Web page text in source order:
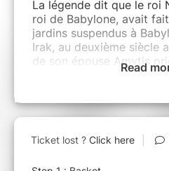
La légende dit que le roi
roi de Babylone, avait
jardins suspendus à
Irak, au deuxième siècle
de son épouse Amytis
pour lui faire plaisir.
son épouse, il voulut
paysages avec les
été construite la tour de
Read